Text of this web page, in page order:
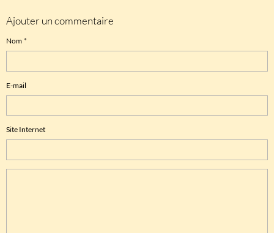
Ajouter un commentaire
Nom
E-mail
Site Internet